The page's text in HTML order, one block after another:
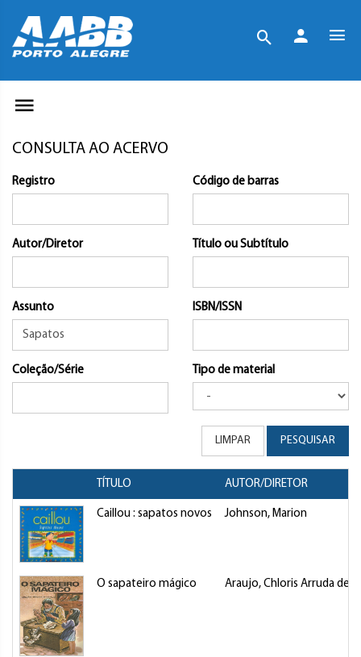
CONSULTA AO ACERVO
Registro Código de barras
Autor/Diretor Título ou Subtítulo
Assunto ISBN/ISSN
Coleção/Série Tipo de material
LIMPAR PESQUISAR
TÍTULO AUTOR/DIRETOR
Caillou : sapatos novos Johnson, Marion
O sapateiro mágico Araujo, Chloris Arruda de